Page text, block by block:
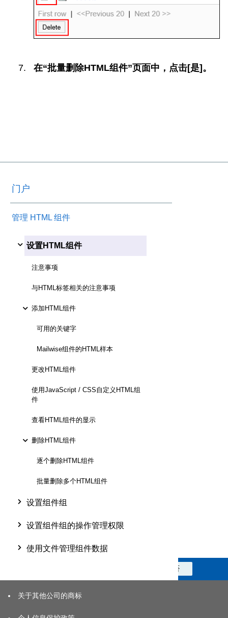
在“批量删除HTML组件”页面中，点击[是]。
门户
管理 HTML 组件
设置HTML组件
注意事项
与HTML标签相关的注意事项
添加HTML组件
可用的关键字
Mailwise组件的HTML样本
更改HTML组件
使用JavaScript / CSS自定义HTML组
件
查看HTML组件的显示
删除HTML组件
逐个删除HTML组件
批量删除多个HTML组件
设置组件组
设置组件组的操作管理权限
使用文件管理组件数据
否
关于其他公司的商标